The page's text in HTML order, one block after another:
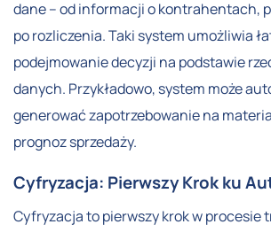
dane – od informacji o kontrahentach,
po rozliczenia. Taki system umożliwia
podejmowanie decyzji na podstawie
danych. Przykładowo, system może
generować zapotrzebowanie na
prognoz sprzedaży.
Cyfryzacja: Pierwszy Krok ku
Cyfryzacja to pierwszy krok w procesie